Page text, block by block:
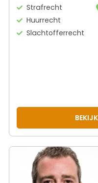
Strafrecht
Huurrecht
Slachtofferrecht